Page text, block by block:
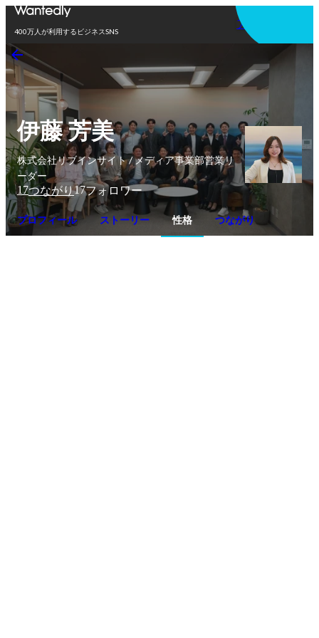
400万人が利用するビジネスSNS
アプリを使う
伊藤 芳美
株式会社リブインサイト / メディア事業部営業リ
ーダー
17つながり17フォロワー
プロフィール ストーリー 性格 つながり